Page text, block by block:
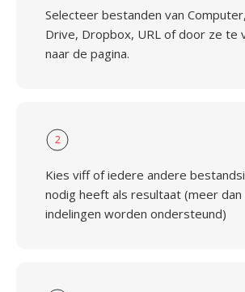
Selecteer bestanden van
Drive, Dropbox, URL of door ze te
naar de pagina.
2
Kies viff of iedere andere
nodig heeft als resultaat (meer dan
indelingen worden ondersteund)